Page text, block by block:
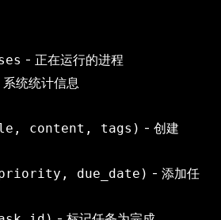
- 正在运行的进程
统统计信息
content, tags) - 创建
due_date) - 添加任